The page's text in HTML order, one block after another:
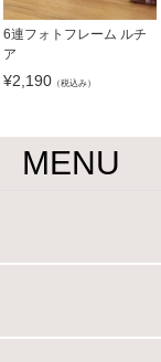
6連フォトフレーム ルチ
ア
¥2,190 （税込み）
MENU